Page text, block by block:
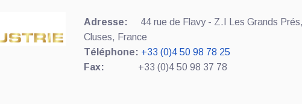
Adresse:
44 rue de Flavy - Z.I Les Grands
Cluses, France
Téléphone: +33 (0)4 50 98 78 25
Fax:
+33 (0)4 50 98 37 78